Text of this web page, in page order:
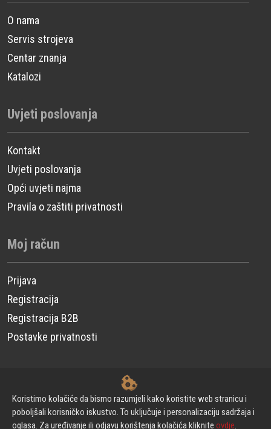
O nama
Servis strojeva
Centar znanja
Katalozi
Uvjeti poslovanja
Kontakt
Uvjeti poslovanja
Opći uvjeti najma
Pravila o zaštiti privatnosti
Moj račun
Prijava
Registracija
Registracija B2B
Koristimo kolačiće da bismo razumjeli kako koristite web stranicu i
poboljšali korisničko iskustvo. To uključuje i personalizaciju sadržaja i
oglasa. Za uređivanje ili odjavu korištenja kolačića kliknite ovdje.
Postavke privatnosti
© CP Power Technique d.o.o. - Sva prava pridržana.